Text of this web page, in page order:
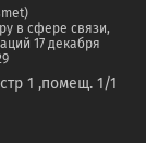
в сфере связи,
17 декабря
1 ,помещ. 1/1